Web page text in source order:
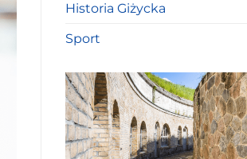
Historia Giżycka
Sport